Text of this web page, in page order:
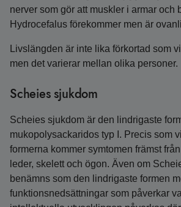
nerver som gör att muskler i armar och
Hydrocefalus förekommer men är
Livslängden är inte lika förkortad som
men det varierar mellan olika personer.
Scheies sjukdom
Scheies sjukdom är den lindrigaste
mukopolysackaridos typ I. Precis som
formerna kommer symtomen främst
leder, skelett och ögon. Även om
benämns som den lindrigaste formen
funktionsnedsättningar som påverkar